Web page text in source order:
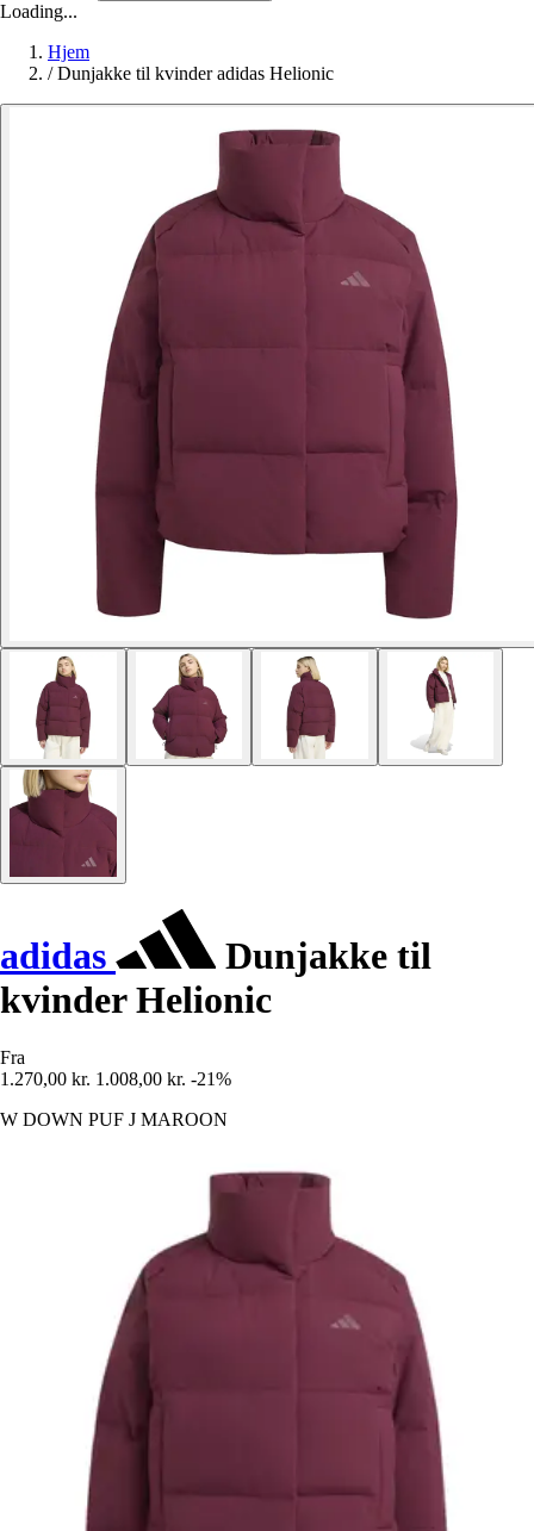
Loading...
Hjem
/ Dunjakke til kvinder adidas Helionic
adidas
Dunjakke til
kvinder Helionic
Fra
1.270,00 kr. 1.008,00 kr. -21%
W DOWN PUF J MAROON